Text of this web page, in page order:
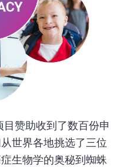
目赞助收到了数百份申
世界各地挑选了三位
生物学的奥秘到蜘蛛